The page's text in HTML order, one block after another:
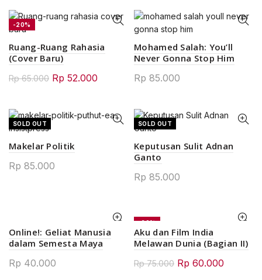
-20%
Ruang-Ruang Rahasia
(Cover Baru)
Rp65.000 Original
Rp 65.000.
Rp 52.000
Rp 52.000.
Mohamed Salah: You’ll
Never Gonna Stop Him
Rp 85.000
SOLD OUT
Makelar Politik
Rp 85.000
SOLD OUT
Keputusan Sulit Adnan
Ganto
Rp 85.000
Online!: Geliat Manusia
dalam Semesta Maya
Rp 40.000
-20%
SOLD OUT
Aku dan Film India
Melawan Dunia (Bagian II)
Rp75.000 Original
Rp 60.000